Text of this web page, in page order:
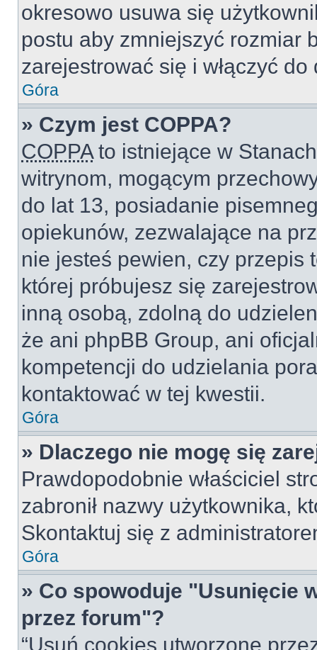
okresowo usuwa się
postu aby zmniejszyć rozmiar
zarejestrować się i włączyć
Góra
» Czym jest COPPA?
COPPAto istniejące w
witrynom, mogącym
do lat 13, posiadanie
opiekunów, zezwalające na
nie jesteś pewien, czy przepis
której próbujesz się
inną osobą, zdolną do
że ani phpBB Group, ani
kompetencji do udzielania
kontaktować w tej kwestii.
Góra
» Dlaczego nie mogę się
Prawdopodobnie właściciel
zabronił nazwy użytkownika,
Skontaktuj się z
Góra
» Co spowoduje "Usunięcie
przez forum"?
“Usuń cookies utworzone